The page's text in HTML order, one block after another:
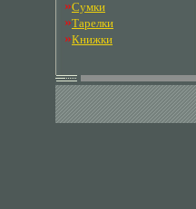
»Сумки
»Тарелки
»Книжки